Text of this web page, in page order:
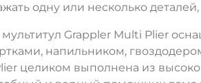
одну или несколько
Grappler Multi Plier
напильником,
целиком выполнена из